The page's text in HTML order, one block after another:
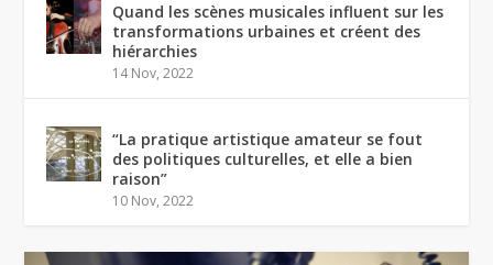
Quand les scènes musicales influent sur les
transformations urbaines et créent des
hiérarchies
14 Nov, 2022
“La pratique artistique amateur se fout
des politiques culturelles, et elle a bien
raison”
10 Nov, 2022